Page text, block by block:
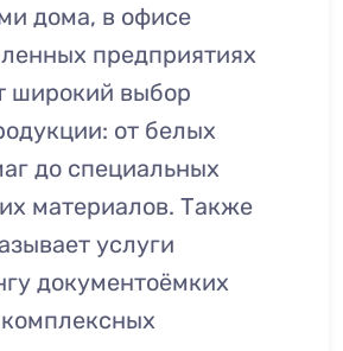
дома, в офисе
предприятиях
широкий выбор
от белых
до специальных
материалов. Также
услуги
документоёмких